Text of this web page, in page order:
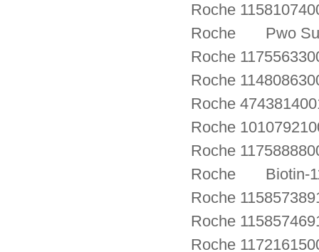
Roche
Roche Pwo
Roche
Roche
Roche
Roche
Roche
Roche Biotin-
Roche
Roche
Roche